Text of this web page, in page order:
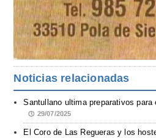
Noticias relacionadas
Santullano ultima preparativos
29/07/2025
El Coro de Las Regueras y los